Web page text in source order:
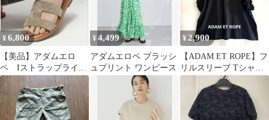
¥6,800
【美品】アダムエロ
ペ Iストラップライン
ストーンサンダル ベ
ージュ 38
¥4,499
アダムエロペ ブラッシ
ュプリント ワンピース
¥2,900
【ADAM ET ROPE】フ
リルスリーブ Tシャツ
黒 綿100%⁠ 687